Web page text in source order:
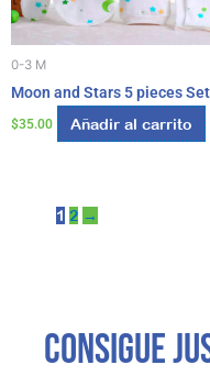
0-3 M
Moon and Stars 5 pieces Set
$35.00 Añadir al carrito
1 2 →
Consigue